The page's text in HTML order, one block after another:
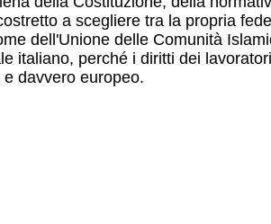
a scegliere tra la propria
dell'Unione delle Comunità
italiano, perché i diritti dei
davvero europeo.